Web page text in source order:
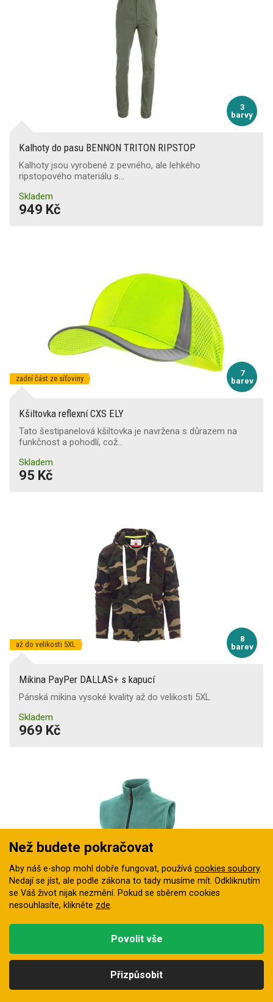
3
barvy
Kalhoty do pasu BENNON TRITON RIPSTOP
Kalhoty jsou vyrobené z pevného, ale lehkého
ripstopového materiálu s…
Skladem
949 Kč
7
barev
zadní část ze síťoviny
Kšiltovka reflexní CXS ELY
Tato šestipanelová kšiltovka je navržena s důrazem na
funkčnost a pohodlí, což…
Skladem
95 Kč
8
barev
až do velikosti 5XL
Mikina PayPer DALLAS+ s kapucí
Pánská mikina vysoké kvality až do velikosti 5XL
Skladem
969 Kč
do velkosti 7XL
Vesta BENNON FLEECE
Tato univerzální fleecová vesta je ideálním společníkem
pro chladné dny po celý…
Než budete pokračovat
Aby náš e-shop mohl dobře fungovat, používá cookies soubory.
Nedají se jíst, ale podle zákona to tady musíme mít. Odkliknutím
se Váš život nijak nezmění. Pokud se sběrem cookies
nesouhlasíte, klikněte zde.
Přizpůsobit
Povolit vše